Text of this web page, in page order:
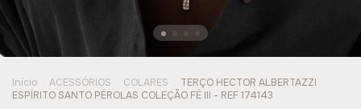
Início . ACESSÓRIOS . COLARES . TERÇO HECTOR ALBERTAZZI
ESPÍRITO SANTO PÉROLAS COLEÇÃO FÉ III - REF 174143